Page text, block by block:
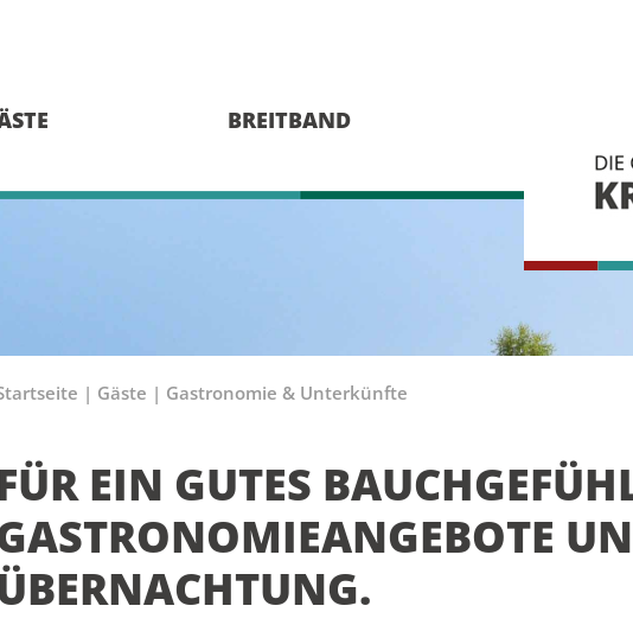
BREITBAND
| Gäste | Gastronomie & Unterkünfte
EIN GUTES